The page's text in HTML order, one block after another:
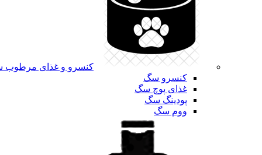
کنسرو و غذای
کنسرو سگ
غذای پوچ سگ
پودینگ سگ
ووم سگ